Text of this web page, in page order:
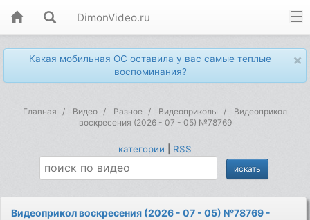
DimonVideo.ru
×
Какая мобильная ОС оставила у вас самые теплые
воспоминания?
Главная Видео Разное Видеоприколы
Видеоприкол
воскресения (2026 - 07 - 05) №78769
категории RSS
Видеоприкол воскресения (2026 - 07 - 05) №78769 -